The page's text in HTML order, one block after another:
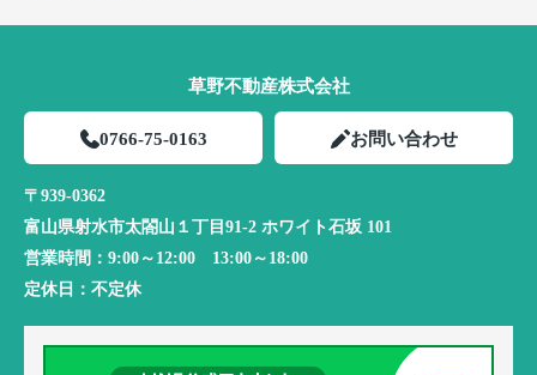
草野不動産株式会社
0766-75-0163 お問い合わせ
〒939-0362
富山県射水市太閤山１丁目91-2 ホワイト石坂 101
営業時間： 9:00～12:00 13:00～18:00
定休日： 不定休